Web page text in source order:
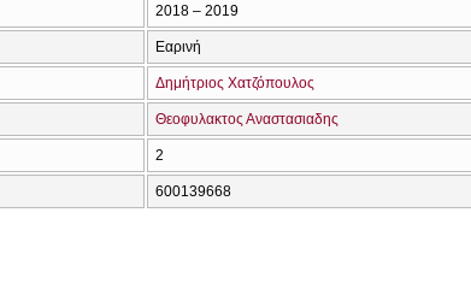
2018 – 2019
Εαρινή
Δημήτριος Χατζόπουλος
Θεοφυλακτος Αναστασιαδης
2
600139668